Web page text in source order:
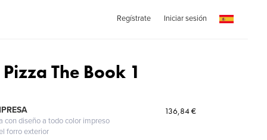
Regístrate Iniciar sesión
The Book 1
con diseño a todo color impreso
forro exterior
136,84 €